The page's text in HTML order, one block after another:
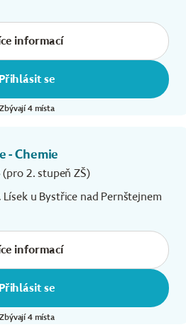
informací
Přihlásit se
Zbývají 4 místa
- Chemie
(pro 2. stupeň ZŠ)
u Bystřice nad Pernštejnem
informací
Přihlásit se
Zbývají 4 místa